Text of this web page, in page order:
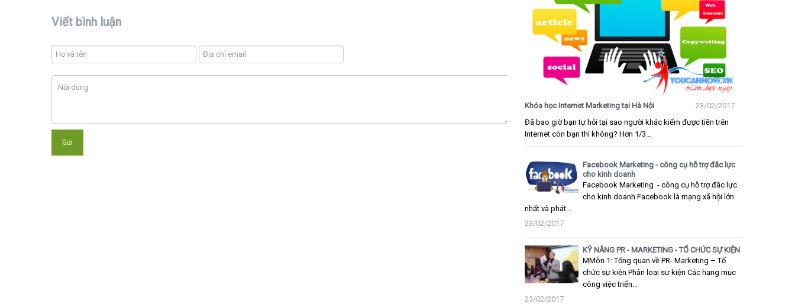
Viết bình luận
Khóa học Internet Marketing tại Hà Nội
23/02/2017
Đã bao giờ bạn tự hỏi tại sao người khác kiếm được tiền trên
Internet còn bạn thì không? Hơn 1/3...
Facebook Marketing - công cụ hỗ trợ đắc lực
cho kinh doanh
Facebook Marketing - công cụ hỗ trợ đắc lực
cho kinh doanh Facebook là mạng xã hội lớn
nhất và phát...
23/02/2017
KỸ NĂNG PR - MARKETING - TỔ CHỨC SỰ KIỆN
MMôn 1: Tổng quan về PR- Marketing – Tổ
chức sự kiện Phân loại sự kiện Các hạng mục
công việc triển...
23/02/2017